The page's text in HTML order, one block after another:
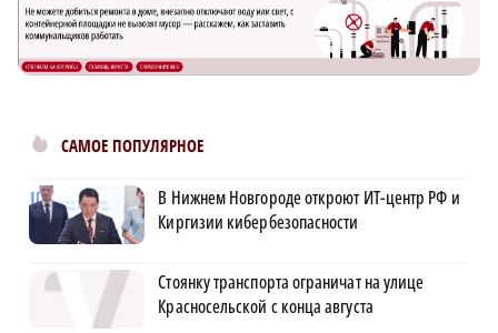
САМОЕ ПОПУЛЯРНОЕ
В Нижнем Новгороде откроют ИТ-центр РФ и
Киргизии кибербезопасности
Стоянку транспорта ограничат на улице
Красносельской с конца августа